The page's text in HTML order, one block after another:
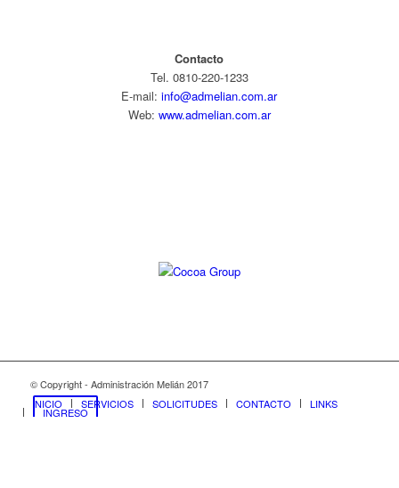
Contacto
Tel. 0810-220-1233
E-mail:info@admelian.com.ar
Web: www.admelian.com.ar
© Copyright - Administración Melián 2017
INICIO
SERVICIOS SOLICITUDES CONTACTO LINKS
INGRESO